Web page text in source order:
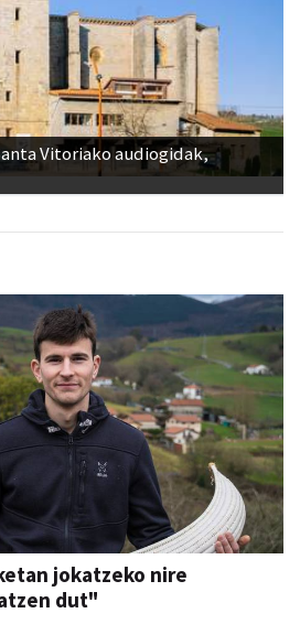
Vitoriako audiogidak,
jokatzeko nire
dut"